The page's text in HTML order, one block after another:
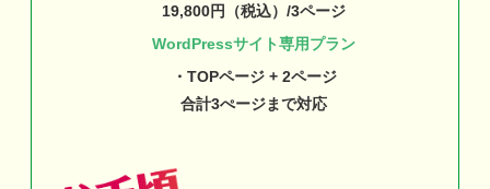
19,800円（税込）/3ページ
WordPressサイト専用プラン
・TOPページ + 2ページ
合計3ぺージまで対応